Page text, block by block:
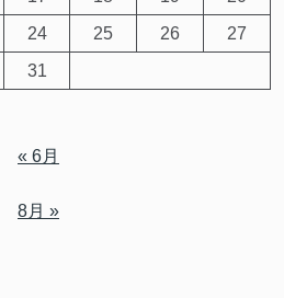
24 25 26
27
31
« 6月
8月 »